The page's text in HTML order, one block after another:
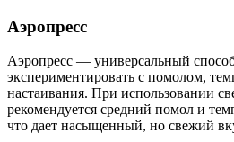
Аэропресс
Аэропресс — универсальный
экспериментировать с помолом,
настаивания. При использовании
рекомендуется средний помол и
что дает насыщенный, но свежий